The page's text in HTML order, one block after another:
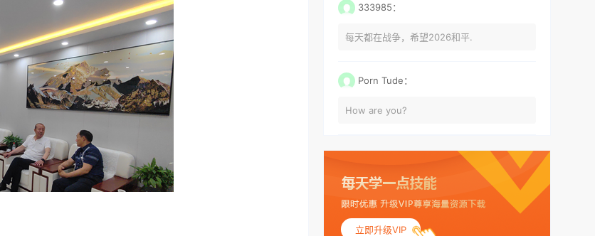
333985：
每天都在战争，希望2026和平.
Porn Tude：
How are you?
立即升级VIP